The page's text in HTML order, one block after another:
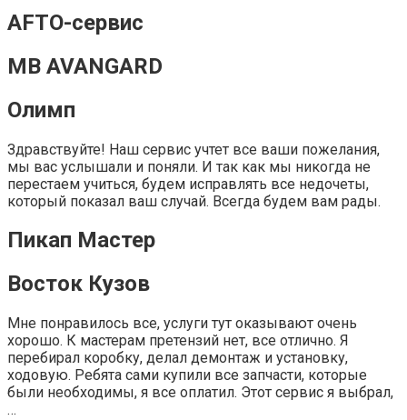
AFTO-сервис
MB AVANGARD
Олимп
Здравствуйте! Наш сервис учтет все ваши пожелания,
мы вас услышали и поняли. И так как мы никогда не
перестаем учиться, будем исправлять все недочеты,
который показал ваш случай. Всегда будем вам рады.
Пикап Мастер
Восток Кузов
Мне понравилось все, услуги тут оказывают очень
хорошо. К мастерам претензий нет, все отлично. Я
перебирал коробку, делал демонтаж и установку,
ходовую. Ребята сами купили все запчасти, которые
были необходимы, я все оплатил. Этот сервис я выбрал,
…